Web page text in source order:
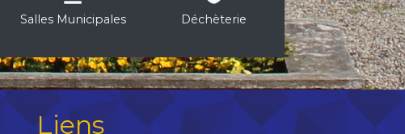
Salles Municipales Déchèterie
Liens